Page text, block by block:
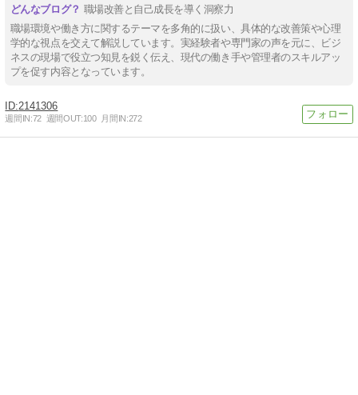
職場改善と自己成長を導く洞察力
職場環境や働き方に関するテーマを多角的に扱い、具体的な改善策や心理
学的な視点を交えて解説しています。実経験者や専門家の声を元に、ビジ
ネスの現場で役立つ知見を鋭く伝え、現代の働き手や管理者のスキルアッ
プを促す内容となっています。
2141306
週間IN:72 週間OUT:100 月間IN:272